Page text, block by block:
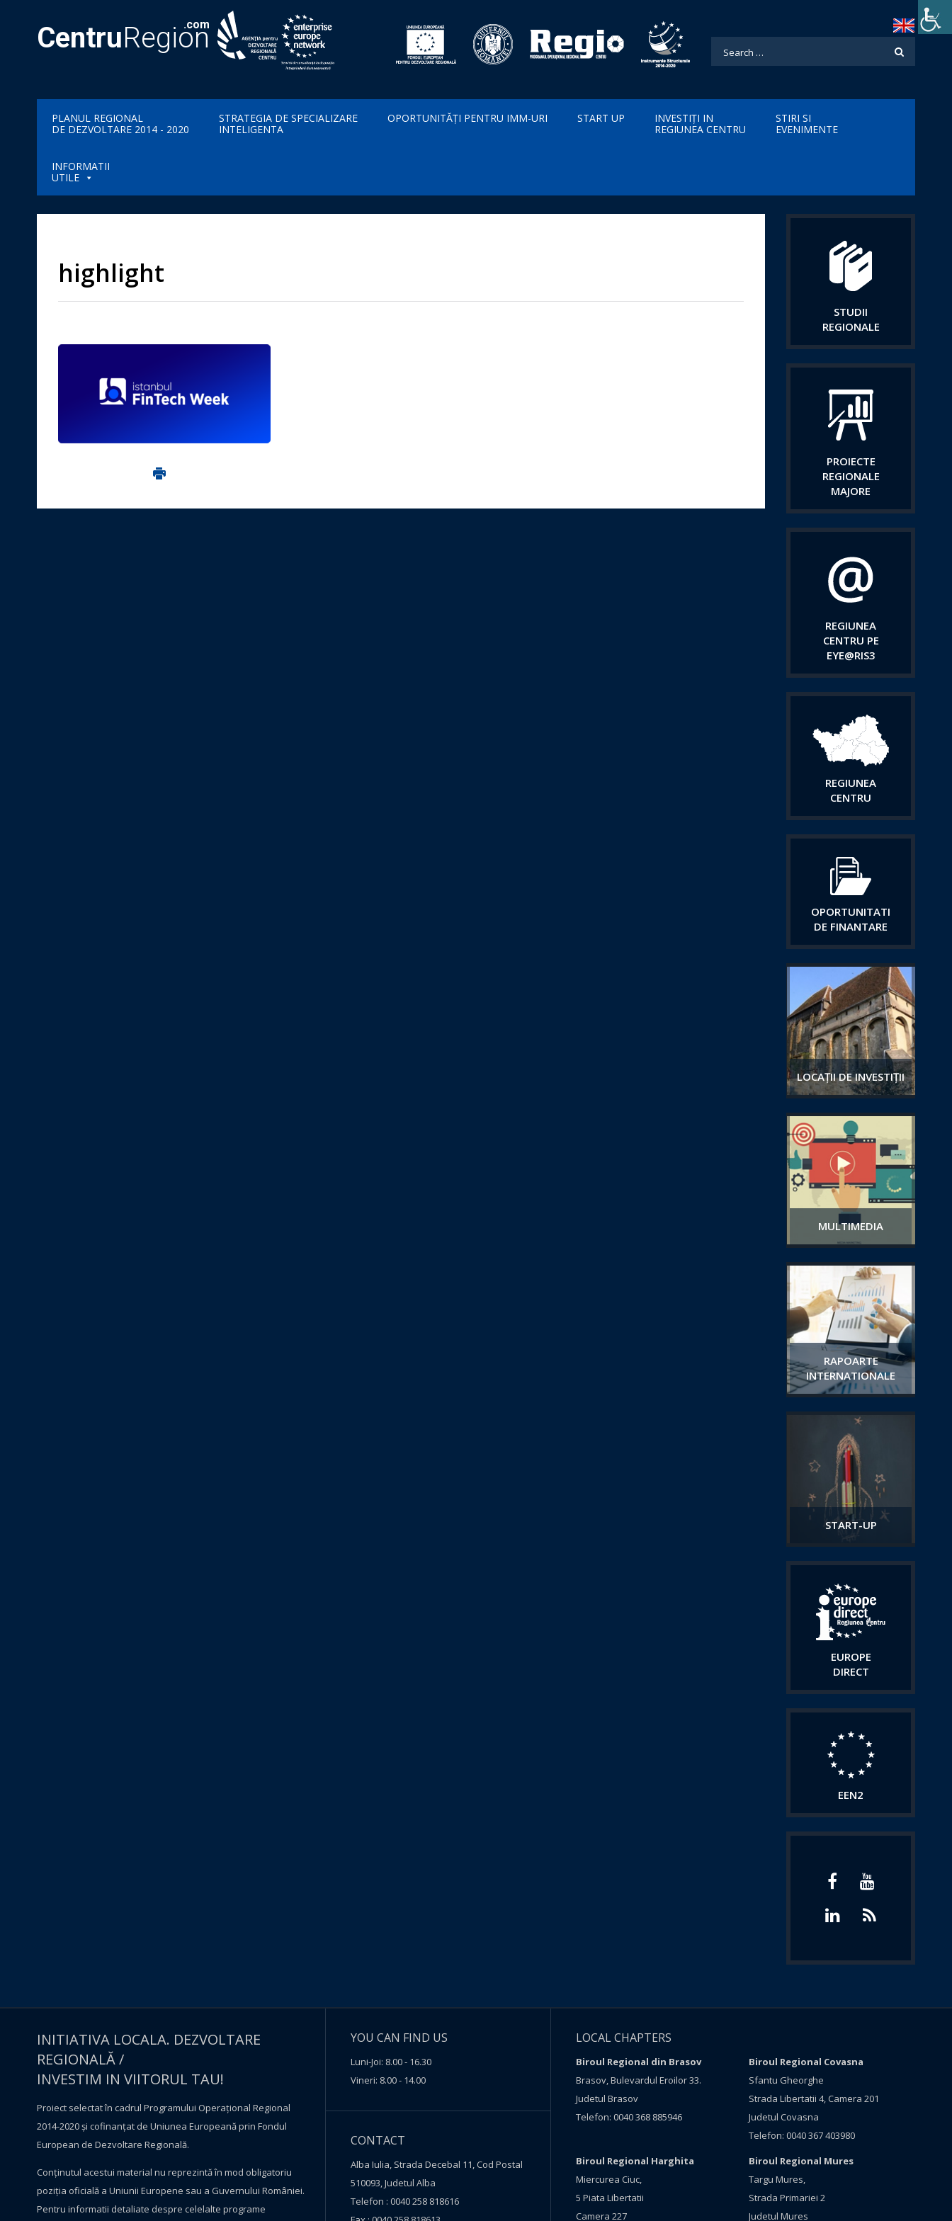
CentruRegion
.com
PLANUL REGIONAL
DE DEZVOLTARE 2014 - 2020
STRATEGIA DE SPECIALIZARE
INTELIGENTA
OPORTUNITĂȚI PENTRU IMM-URI START UP
INVESTIȚI IN
REGIUNEA CENTRU
STIRI SI
EVENIMENTE
INFORMATII
UTILE
highlight
Imprima aceasta pagina
STUDII
REGIONALE
PROIECTE
REGIONALE
MAJORE
REGIUNEA
CENTRU PE
EYE@RIS3
REGIUNEA
CENTRU
OPORTUNITATI
DE FINANTARE
LOCAȚII DE INVESTIȚII
MULTIMEDIA
RAPOARTE
INTERNATIONALE
START-UP
EUROPE
DIRECT
EEN2
INITIATIVA LOCALA. DEZVOLTARE
REGIONALĂ /
INVESTIM IN VIITORUL TAU!
Proiect selectat în cadrul Programului Operațional Regional
2014-2020 și cofinanțat de Uniunea Europeană prin Fondul
European de Dezvoltare Regională.
Conţinutul acestui material nu reprezintă în mod obligatoriu
poziţia oficială a Uniunii Europene sau a Guvernului României.
Pentru informatii detaliate despre celelalte programe
YOU CAN FIND US
Luni-Joi: 8.00 - 16.30
Vineri: 8.00 - 14.00
CONTACT
Alba Iulia, Strada Decebal 11, Cod Postal
510093, Judetul Alba
Telefon : 0040 258 818616
LOCAL CHAPTERS
Biroul Regional din Brasov
Brasov, Bulevardul Eroilor 33.
Judetul Brasov
Telefon: 0040 368 885946
Biroul Regional Covasna
Sfantu Gheorghe
Strada Libertatii 4, Camera 201
Judetul Covasna
Telefon: 0040 367 403980
Biroul Regional Harghita
Miercurea Ciuc,
5 Piata Libertatii
Camera 227
Biroul Regional Mures
Targu Mures,
Strada Primariei 2
Judetul Mures